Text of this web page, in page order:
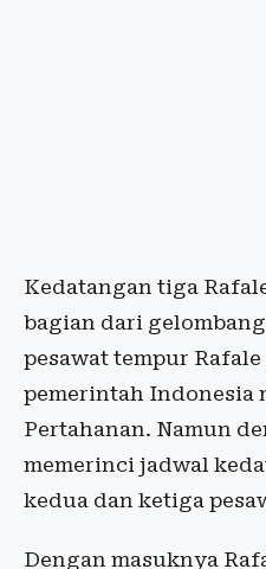
Kedatangan tiga
bagian dari
pesawat tempur
pemerintah Indonesia
Pertahanan. Namun
memerinci jadwal
kedua dan ketiga
Dengan masuknya